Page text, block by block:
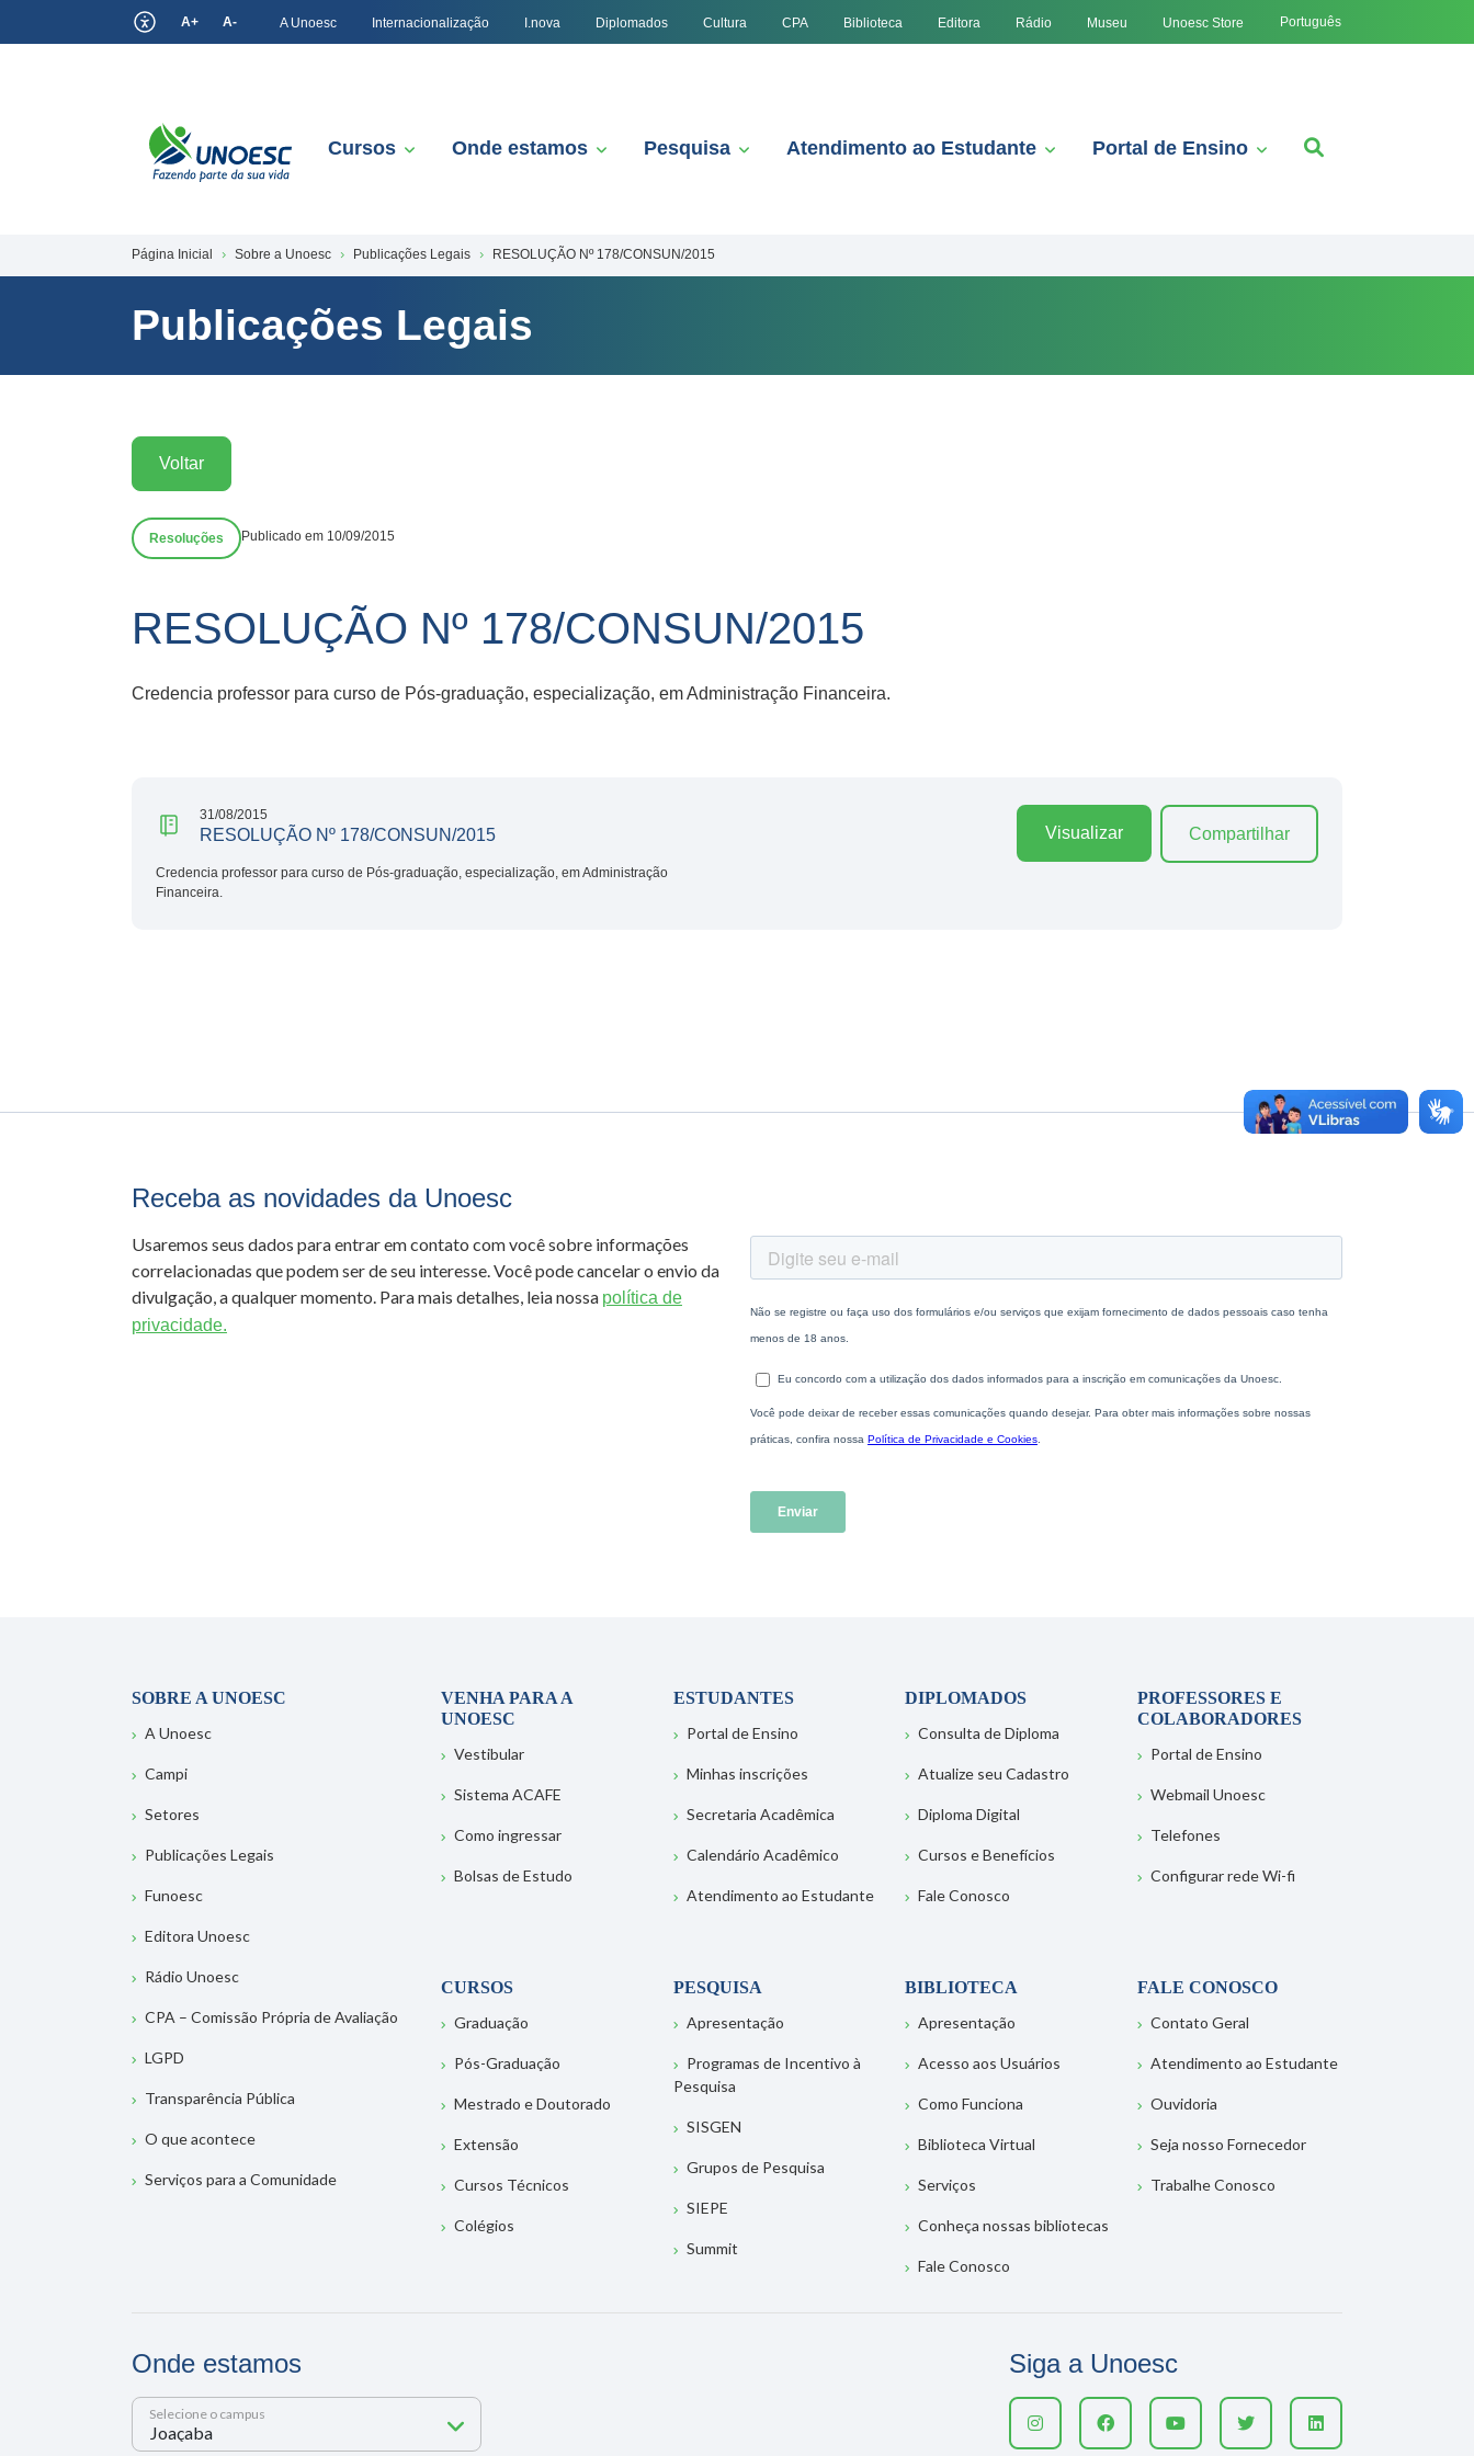
A+ A- A Unoesc Internacionalização I.nova Diplomados Cultura CPA Biblioteca Editora Rádio Museu Unoesc Store Português
Cursos Onde estamos Pesquisa Atendimento ao Estudante Portal de Ensino
Página Inicial Sobre a Unoesc Publicações Legais RESOLUÇÃO Nº 178/CONSUN/2015
Publicações Legais
Voltar
Resoluções Publicado em 10/09/2015
RESOLUÇÃO Nº 178/CONSUN/2015
Credencia professor para curso de Pós-graduação, especialização, em Administração Financeira.
31/08/2015
RESOLUÇÃO Nº 178/CONSUN/2015
Credencia professor para curso de Pós-graduação, especialização, em Administração
Financeira.
Visualizar Compartilhar
Receba as novidades da Unoesc
Usaremos seus dados para entrar em contato com você sobre informações
correlacionadas que podem ser de seu interesse. Você pode cancelar o envio da
divulgação, a qualquer momento. Para mais detalhes, leia nossa política de
privacidade.
SOBRE A UNOESC
A Unoesc
Campi
Setores
Publicações Legais
Funoesc
Editora Unoesc
Rádio Unoesc
CPA – Comissão Própria de Avaliação
LGPD
Transparência Pública
O que acontece
Serviços para a Comunidade
VENHA PARA A
UNOESC
Vestibular
Sistema ACAFE
Como ingressar
Bolsas de Estudo
ESTUDANTES
Portal de Ensino
Minhas inscrições
Secretaria Acadêmica
Calendário Acadêmico
Atendimento ao Estudante
DIPLOMADOS
Consulta de Diploma
Atualize seu Cadastro
Diploma Digital
Cursos e Benefícios
Fale Conosco
PROFESSORES E
COLABORADORES
Portal de Ensino
Webmail Unoesc
Telefones
Configurar rede Wi-fi
CURSOS
Graduação
Pós-Graduação
Mestrado e Doutorado
Extensão
Cursos Técnicos
Colégios
PESQUISA
Apresentação
Programas de Incentivo à
Pesquisa
SISGEN
Grupos de Pesquisa
SIEPE
Summit
BIBLIOTECA
Apresentação
Acesso aos Usuários
Como Funciona
Biblioteca Virtual
Serviços
Conheça nossas bibliotecas
Fale Conosco
FALE CONOSCO
Contato Geral
Atendimento ao Estudante
Ouvidoria
Seja nosso Fornecedor
Trabalhe Conosco
Onde estamos
Selecione o campus
Siga a Unoesc